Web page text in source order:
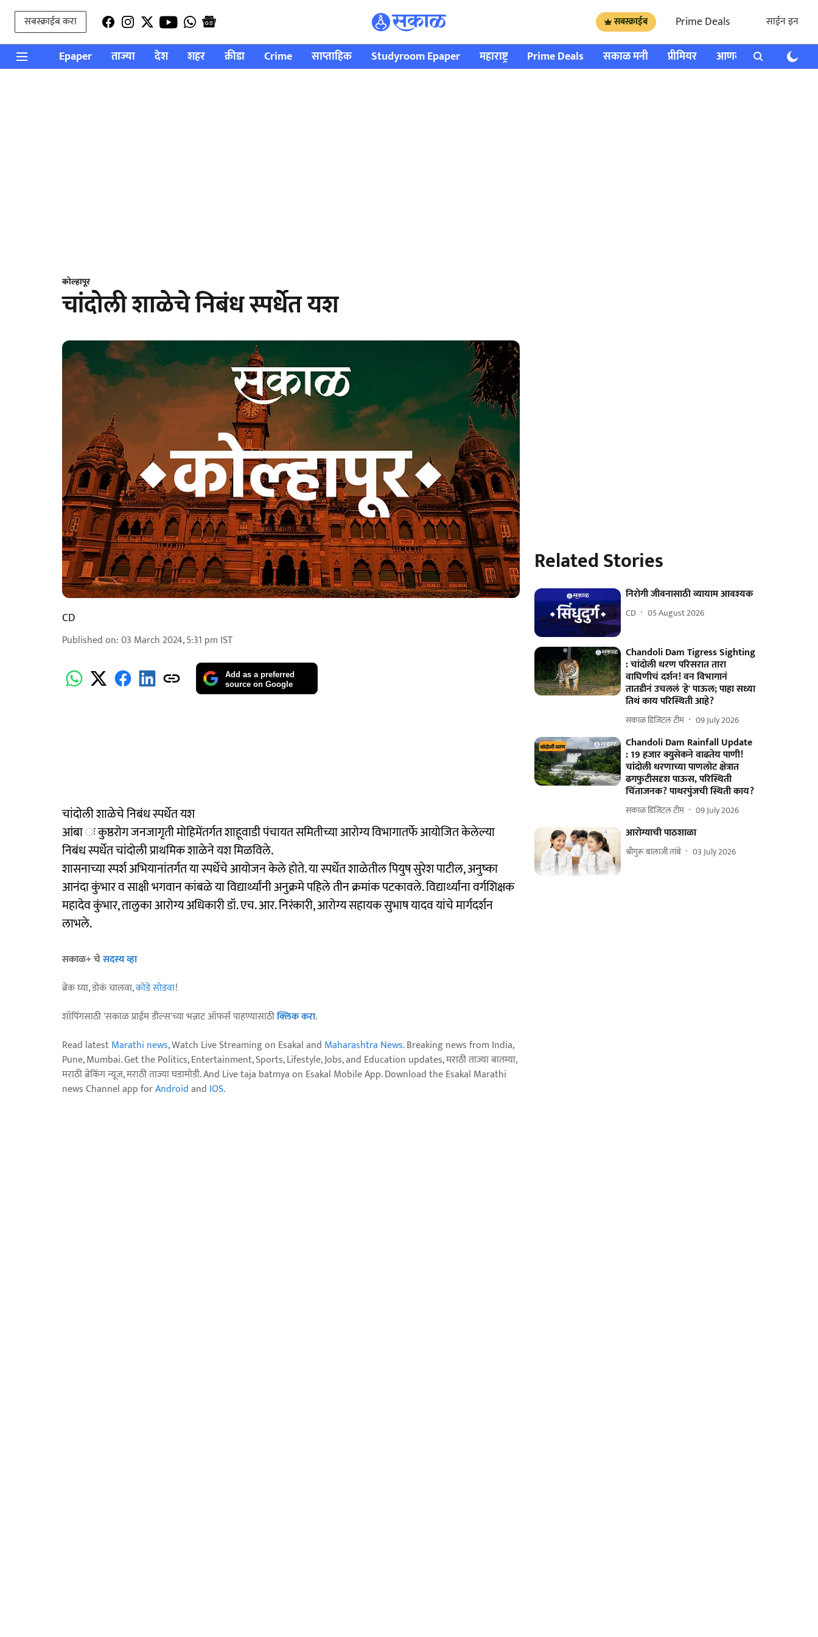
सबस्क्राईब करा सबस्क्राईब Prime Deals साईन इन
Epaper ताज्या देश शहर क्रीडा Crime साप्ताहिक Studyroom Epaper महाराष्ट्र Prime Deals सकाळ मनी प्रीमियर आणखी राशी भविष्य
कोल्हापूर
चांदोली शाळेचे निबंध स्पर्धेत यश
CD
Published on:03 March 2024, 5:31 pm IST
Add as a preferred
source on Google
चांदोली शाळेचे निबंध स्पर्धेत यश
आंबा ः कुष्ठरोग जनजागृती मोहिमेंतर्गत शाहूवाडी पंचायत समितीच्या आरोग्य विभागातर्फे आयोजित केलेल्या
निबंध स्पर्धेत चांदोली प्राथमिक शाळेने यश मिळविले.
शासनाच्या स्पर्श अभियानांतर्गत या स्पर्धेचे आयोजन केले होते. या स्पर्धेत शाळेतील पियुष सुरेश पाटील, अनुष्का
आनंदा कुंभार व साक्षी भगवान कांबळे या विद्यार्थ्यांनी अनुक्रमे पहिले तीन क्रमांक पटकावले. विद्यार्थ्यांना वर्गशिक्षक
महादेव कुंभार, तालुका आरोग्य अधिकारी डॉ. एच. आर. निरंकारी, आरोग्य सहायक सुभाष यादव यांचे मार्गदर्शन
लाभले.
सकाळ+ चेसदस्य व्हा
ब्रेक घ्या, डोकं चालवा,कोडे सोडवा!
शॉपिंगसाठी 'सकाळ प्राईम डील्स'च्या भन्नाट ऑफर्स पाहण्यासाठीक्लिक करा.
Read latestMarathi news, Watch Live Streaming on Esakal and Maharashtra News. Breaking news from India,
Pune, Mumbai. Get the Politics, Entertainment, Sports, Lifestyle, Jobs, and Education updates, मराठी ताज्या बातम्या,
मराठी ब्रेकिंग न्यूज, मराठी ताज्या घडामोडी. And Live taja batmya on Esakal Mobile App. Download the Esakal Marathi
news Channel app forAndroidand IOS.
Related Stories
निरोगी जीवनासाठी व्यायाम आवश्यक
CD 05 August 2026
Chandoli Dam Tigress Sighting
: चांदोली धरण परिसरात तारा
वाघिणीचं दर्शन! वन विभागानं
तातडीनं उचललं 'हे' पाऊल; पाहा सध्या
तिथं काय परिस्थिती आहे?
सकाळ डिजिटल टीम 09 July 2026
Chandoli Dam Rainfall Update
: 19 हजार क्युसेकने वाढतेय पाणी!
चांदोली धरणाच्या पाणलोट क्षेत्रात
ढगफुटीसदृश पाऊस, परिस्थिती
चिंताजनक? पाथरपुंजची स्थिती काय?
सकाळ डिजिटल टीम 09 July 2026
आरोग्याची पाठशाळा
श्रीगुरू बालाजी तांबे 03 July 2026